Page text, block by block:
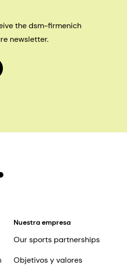
the dsm-firmenich
newsletter.
Nuestra empresa
Our sports partnerships
Objetivos y valores